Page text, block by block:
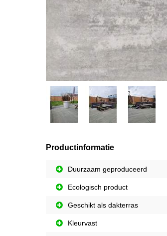
Productinformatie
Duurzaam geproduceerd
Ecologisch product
Geschikt als dakterras
Kleurvast